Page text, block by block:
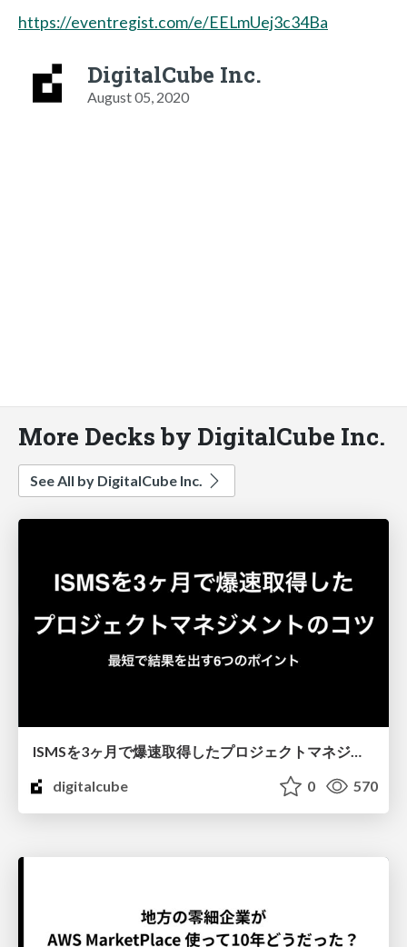
https://eventregist.com/e/EELmUej3c34Ba
DigitalCube Inc.
August 05, 2020
More Decks by DigitalCube Inc.
See All by DigitalCube Inc.
ISMSを3ヶ月で爆速取得したプロジェクトマネジメントのコツ
digitalcube
0 570